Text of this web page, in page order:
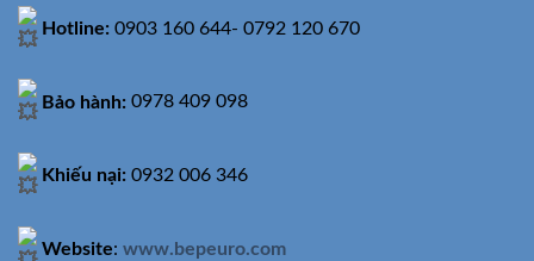
Hotline: 0903 160 644- 0792 120 670
Bảo hành: 0978 409 098
Khiếu nại: 0932 006 346
Website: www.bepeuro.com